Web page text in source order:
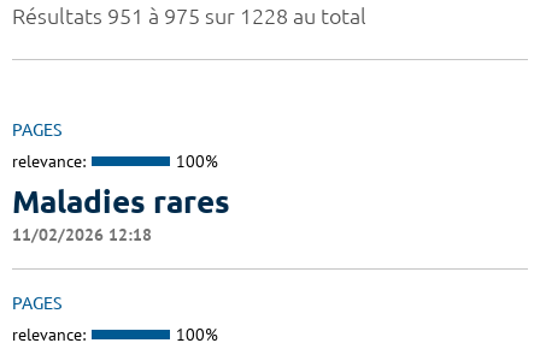
Résultats 951 à 975 sur 1228 au total
PAGES
relevance: 100%
Maladies rares
11/02/2026 12:18
PAGES
relevance: 100%